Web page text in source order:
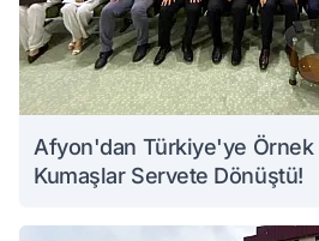
Afyon'dan Türkiye'ye Örnek
Kumaşlar Servete Dönüştü!